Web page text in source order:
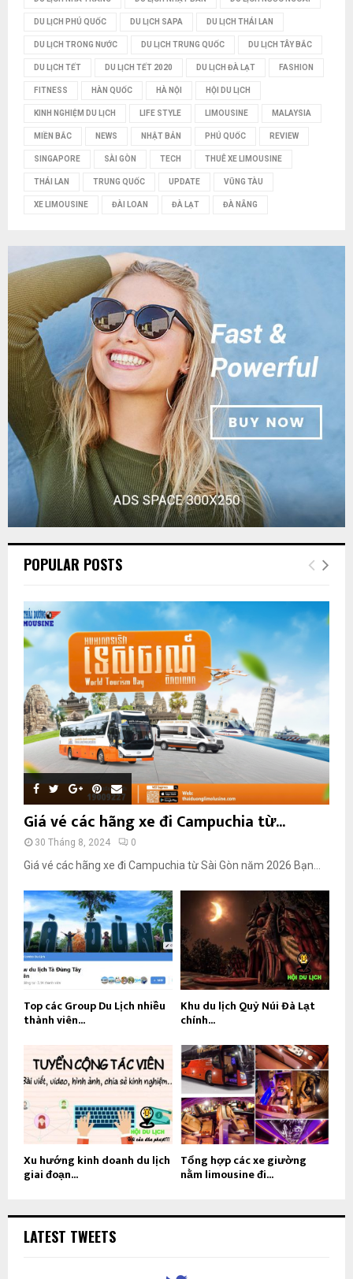
DU LỊCH PHÚ QUỐC DU LỊCH SAPA DU LỊCH THÁI LAN
DU LỊCH TRONG NƯỚC DU LỊCH TRUNG QUỐC DU LỊCH TÂY BẮC
DU LỊCH TẾT DU LỊCH TẾT 2020 DU LỊCH ĐÀ LẠT FASHION
FITNESS HÀN QUỐC HÀ NỘI HỘI DU LỊCH
KINH NGHIỆM DU LỊCH LIFE STYLE LIMOUSINE MALAYSIA
MIỀN BẮC NEWS NHẬT BẢN PHÚ QUỐC REVIEW
SINGAPORE SÀI GÒN TECH THUÊ XE LIMOUSINE
THÁI LAN TRUNG QUỐC UPDATE VŨNG TÀU
XE LIMOUSINE ĐÀI LOAN ĐÀ LẠT ĐÀ NẴNG
POPULAR POSTS
Giá vé các hãng xe đi Campuchia từ...
30 Tháng 8, 2024 0
Giá vé các hãng xe đi Campuchia từ Sài Gòn năm 2026 Bạn...
Top các Group Du Lịch nhiều
thành viên...
Khu du lịch Quỷ Núi Đà Lạt
chính...
Xu hướng kinh doanh du lịch
giai đoạn...
Tổng hợp các xe giường
nằm limousine đi...
LATEST TWEETS